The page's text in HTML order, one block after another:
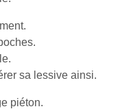
sa lessive ainsi.
piéton.